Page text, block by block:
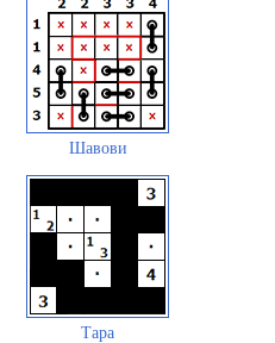
Шавови
Тара